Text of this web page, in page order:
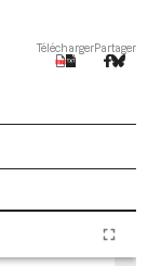
TéléchargerPartager